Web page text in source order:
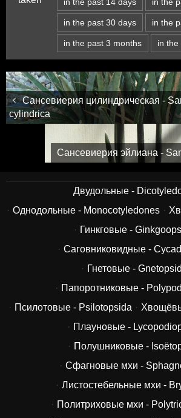
in the past 30 days in the
in the past 3 months in the
Сансевиерия цилиндрическая -
cylindrica
Сансевиерия эйлиана -
Двудольные -
Однодольные - Monocotyledones
Гинкговые -
Саговниковидные -
Гнетовые -
Папоротниковые -
Псилотовые - Psilotopsida
Плауновые -
Полушниковые -
Сфагновые мхи -
Листостебельные мхи -
Политриховые мхи -